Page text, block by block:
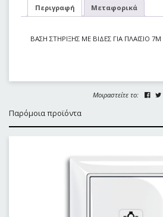
Περιγραφή Μεταφορικά
ΒΑΣΗ ΣΤΗΡΙΞΗΣ ΜΕ ΒΙΔΕΣ ΓΙΑ ΠΛΑΙΣΙΟ 7Μ
Μοιραστείτε το:
Παρόμοια προϊόντα